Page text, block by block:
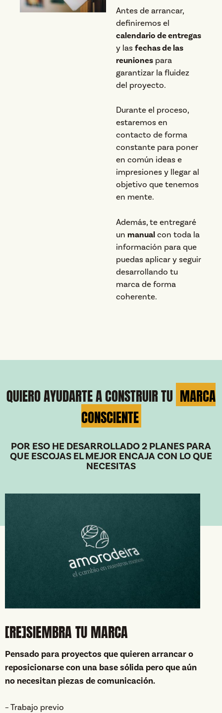
Antes de arrancar,
definiremos el
calendario de entregas
y las fechas de las
reuniones para
garantizar la fluidez
del proyecto.
Durante el proceso,
estaremos en
contacto de forma
constante para poner
en común ideas e
impresiones y llegar al
objetivo que tenemos
en mente.
Además, te entregaré
un manual con toda la
información para que
puedas aplicar y seguir
desarrollando tu
marca de forma
coherente.
QUIERO AYUDARTE A CONSTRUIR TU MARCA
CONSCIENTE
POR ESO HE DESARROLLADO 2 PLANES PARA
QUE ESCOJAS EL MEJOR ENCAJA CON LO QUE
NECESITAS
[RE]SIEMBRA TU MARCA
Pensado para proyectos que quieren arrancar o
reposicionarse con una base sólida pero que aún
no necesitan piezas de comunicación.
– Trabajo previo